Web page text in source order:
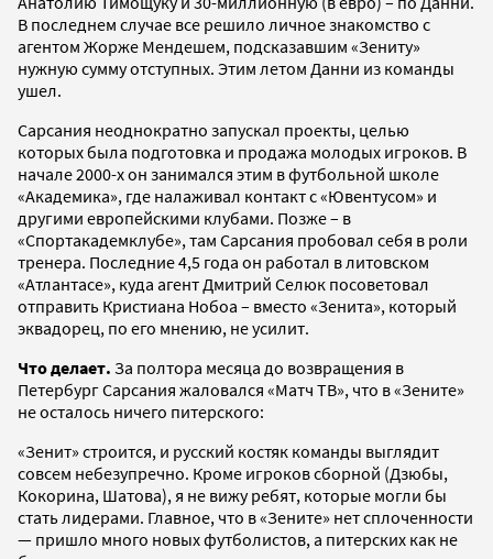
В последнем случае все решило личное знакомство с
агентом Жорже Мендешем, подсказавшим «Зениту»
нужную сумму отступных. Этим летом Данни из команды
ушел.
Сарсания неоднократно запускал проекты, целью
которых была подготовка и продажа молодых игроков. В
начале 2000-х он занимался этим в футбольной школе
«Академика», где налаживал контакт с «Ювентусом» и
другими европейскими клубами. Позже – в
«Спортакадемклубе», там Сарсания пробовал себя в роли
тренера. Последние 4,5 года он работал в литовском
«Атлантасе», куда агент Дмитрий Селюк посоветовал
отправить Кристиана Нобоа – вместо «Зенита», который
эквадорец, по его мнению, не усилит.
Что делает. За полтора месяца до возвращения в
Петербург Сарсания жаловался «Матч ТВ», что в «Зените»
не осталось ничего питерского:
«Зенит» строится, и русский костяк команды выглядит
совсем небезупречно. Кроме игроков сборной (Дзюбы,
Кокорина, Шатова), я не вижу ребят, которые могли бы
стать лидерами. Главное, что в «Зените» нет сплоченности
— пришло много новых футболистов, а питерских как не